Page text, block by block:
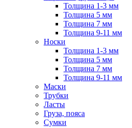
Толщина 1-3 мм
Толщина 5 мм
Толщина 7 мм
Толщина 9-11 мм
Носки
Толщина 1-3 мм
Толщина 5 мм
Толщина 7 мм
Толщина 9-11 мм
Маски
Трубки
Ласты
Груза, пояса
Сумки